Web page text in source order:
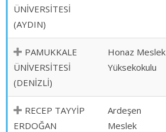
ÜNİVERSİTESİ
(AYDIN)
PAMUKKALE
ÜNİVERSİTESİ
(DENİZLİ)
Honaz Meslek
Yüksekokulu
RECEP TAYYİP
ERDOĞAN
Ardeşen
Meslek